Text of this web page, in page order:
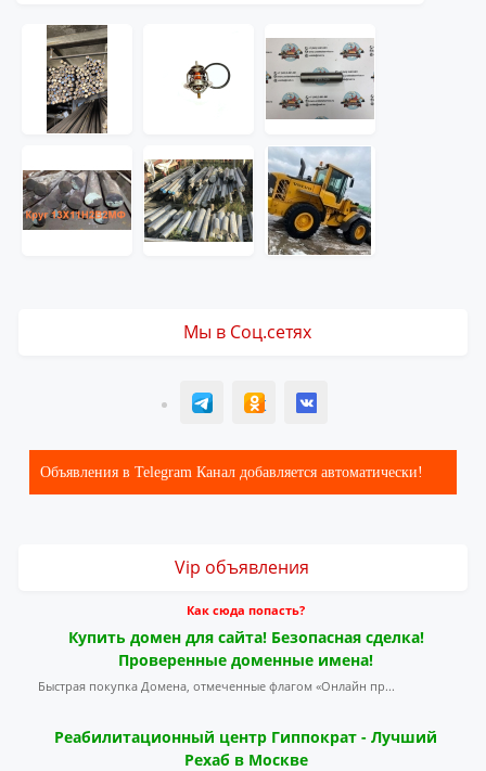
Мы в Соц.сетях
T ОК ВК
Объявления в Telegram Канал добавляется автоматически!
Vip объявления
Как сюда попасть?
Купить домен для сайта! Безопасная сделка!
Проверенные доменные имена!
Быстрая покупка Домена, отмеченные флагом «Онлайн пр...
Реабилитационный центр Гиппократ - Лучший
Рехаб в Москве